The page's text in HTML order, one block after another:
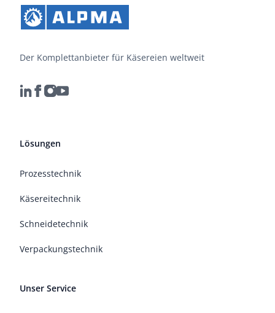
Der Komplettanbieter für Käsereien weltweit
Lösungen
Prozesstechnik
Käsereitechnik
Schneidetechnik
Verpackungstechnik
Unser Service